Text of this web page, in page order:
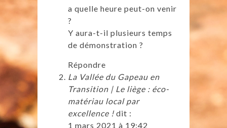
a quelle heure peut-on venir
?
Y aura-t-il plusieurs temps
de démonstration ?
Répondre
La Vallée du Gapeau en
Transition | Le liège : éco-
matériau local par
excellence ! dit :
1 mars 2021 à 19:42